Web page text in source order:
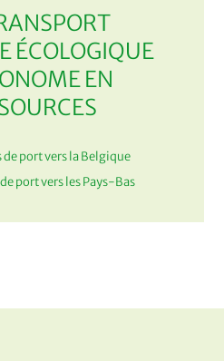
ÉCOLOGIQUE
EN
de port vers la Belgique
port vers les Pays-Bas